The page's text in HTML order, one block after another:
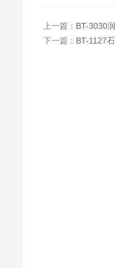
上一篇： BT-3030
下一篇： BT-1127